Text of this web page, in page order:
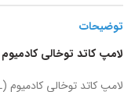
توضیحات
لامپ کاتد توخالی کادمیوم CABLELESS PHOTRON مدل P908LL
لامپ کاتد توخالی کادمیوم (HCL) مدل